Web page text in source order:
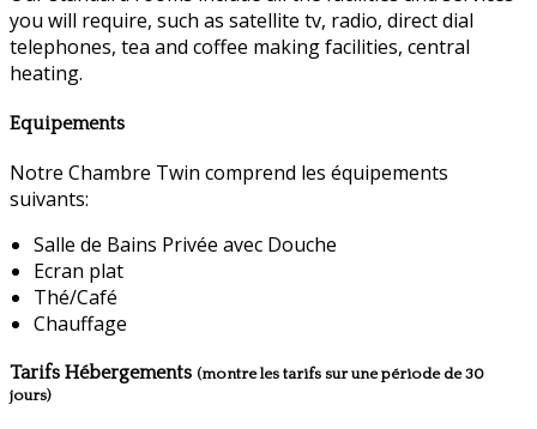
you will require, such as satellite tv, radio, direct dial
telephones, tea and coffee making facilities, central
heating.
Equipements
Notre Chambre Twin comprend les équipements
suivants:
Salle de Bains Privée avec Douche
Ecran plat
Thé/Café
Chauffage
Tarifs Hébergements (montre les tarifs sur une période de 30
jours)